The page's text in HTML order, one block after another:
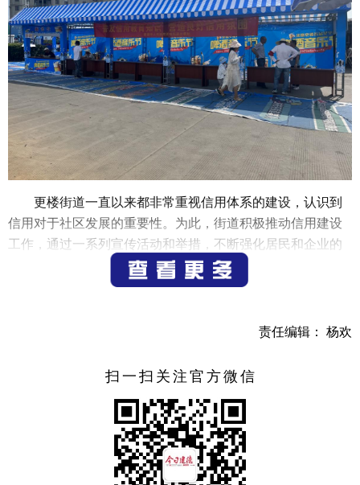
更楼街道一直以来都非常重视信用体系的建设，认识到
信用对于社区发展的重要性。为此，街道积极推动信用建设
工作，通过一系列宣传活动和举措，不断强化居民和企业的
信用意识，构建起了一个健全的信用体系。
动，向居民、学生、企业员工等群体宣传诚信的重要性，讲
用意识和诚信水平，引导居民和企业树立诚信意识和信用观
念，促进了社会诚信风尚的形成。
在信用体系建设中，更楼街道注重社会各界的参与和支
持。街道积极组织居民、企业、社区等各方参与信用建设，
鼓励他们共同推动信用体系的完善。通过不懈努力，居民和
责任编辑： 杨欢
扫一扫关注官方微信